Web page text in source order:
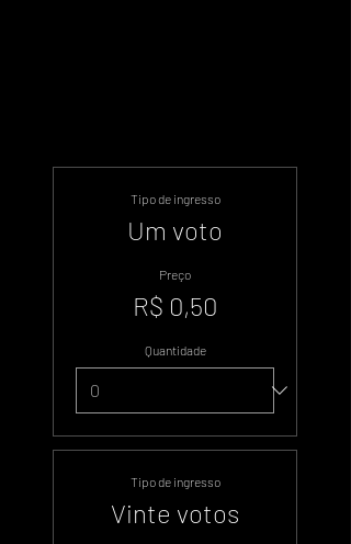
Tipo de ingresso
Um voto
Preço
R$ 0,50
Quantidade
Tipo de ingresso
Vinte votos